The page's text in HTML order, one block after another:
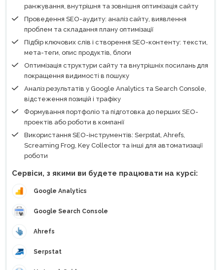
ранжування, внутрішня та зовнішня оптимізація сайту
Проведення SEO-аудиту: аналіз сайту, виявлення
проблем та складання плану оптимізації
Підбір ключових слів і створення SEO-контенту: тексти,
мета-теги, опис продуктів, блоги
Оптимізація структури сайту та внутрішніх посилань для
покращення видимості в пошуку
Аналіз результатів у Google Analytics та Search Console,
відстеження позицій і трафіку
Формування портфоліо та підготовка до перших SEO-
проектів або роботи в компанії
Використання SEO-інструментів: Serpstat, Ahrefs,
Screaming Frog, Key Collector та інші для автоматизації
роботи
Сервіси, з якими ви будете працювати на курсі:
Google Analytics
Google Search Console
Ahrefs
Serpstat